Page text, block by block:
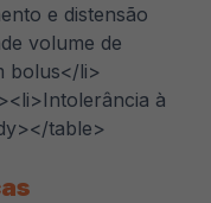
e distensão
volume de
bolus</li>
à
table>